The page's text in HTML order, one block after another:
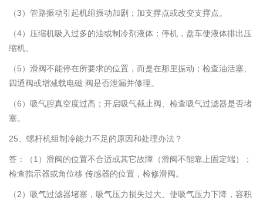
（3）管路振动引起机组振动加剧；加支撑点或改变支撑点。
（4）压缩机吸入过多的油或制冷剂液体；停机，盘车使液体排出压
缩机。
（5）滑阀不能停在所要求的位置，而是在那里振动；检查油活塞、
四通阀或增减载电磁 阀是否泄漏并修理。
（6）吸气腔真空度过高；开启吸气截止阀、检查吸气过滤器是否堵
塞。
25、螺杆机组制冷能力不足的原因和处理办法？
答：（1）滑阀的位置不合适或其它故障（滑阀不能靠上固定端）；
检查指示器或角位移 传感器的位置，检修滑阀。
（2）吸气过滤器堵塞，吸气压力损失过大、使吸气压力下降，容积